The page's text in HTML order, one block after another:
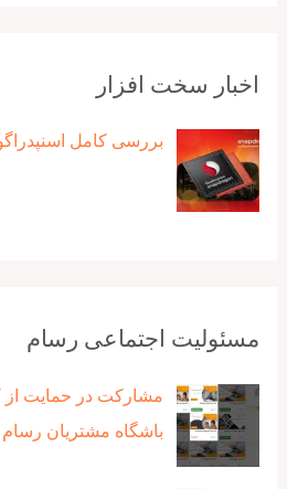
اخبار سخت افزار
بررسی کامل اسنپدراگون
مسئولیت اجتماعی رسام
مشارکت در حمایت از
باشگاه مشتریان رسام